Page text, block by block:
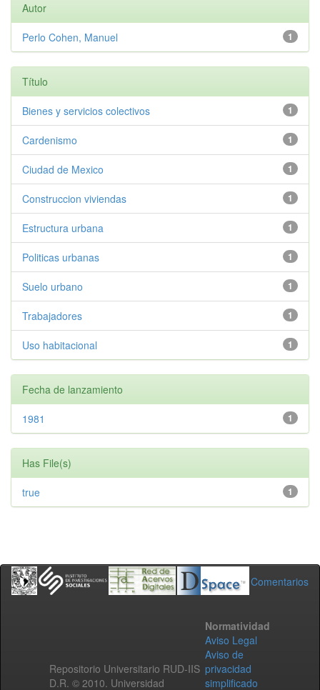
Autor
1
Perlo Cohen, Manuel
Título
1
Bienes y servicios colectivos
1
Cardenismo
1
Ciudad de Mexico
1
Construccion viviendas
1
Estructura urbana
1
Politicas urbanas
1
Suelo urbano
1
Trabajadores
1
Uso habitacional
Fecha de lanzamiento
1
1981
Has File(s)
1
true
Comentarios
Repositorio Universitario RUD-IIS
D.R. © 2010. Universidad
Normatividad
Aviso Legal
Aviso de
privacidad
simplificado